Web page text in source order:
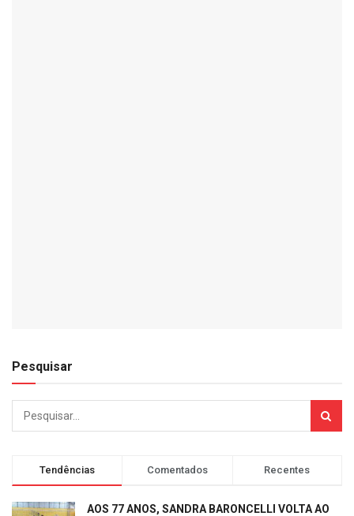
Pesquisar
Tendências Comentados Recentes
AOS 77 ANOS, SANDRA BARONCELLI VOLTA AO